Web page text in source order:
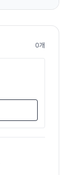
0개